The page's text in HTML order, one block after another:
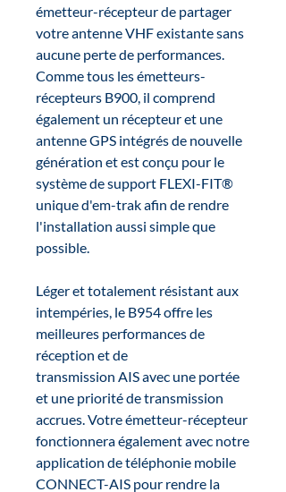
émetteur-récepteur de partager
votre antenne VHF existante sans
aucune perte de performances.
Comme tous les émetteurs-
récepteurs B900, il comprend
également un récepteur et une
antenne GPS intégrés de nouvelle
génération et est conçu pour le
système de support FLEXI-FIT®
unique d'em-trak afin de rendre
l'installation aussi simple que
possible.
Léger et totalement résistant aux
intempéries, le B954 offre les
meilleures performances de
réception et de
transmission AIS avec une portée
et une priorité de transmission
accrues. Votre émetteur-récepteur
fonctionnera également avec notre
application de téléphonie mobile
CONNECT-AIS pour rendre la